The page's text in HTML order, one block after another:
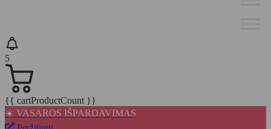
5
{{ cartProductCount }}
☀️ VASAROS IŠPARDAVIMAS